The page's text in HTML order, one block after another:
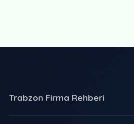
Trabzon Firma Rehberi